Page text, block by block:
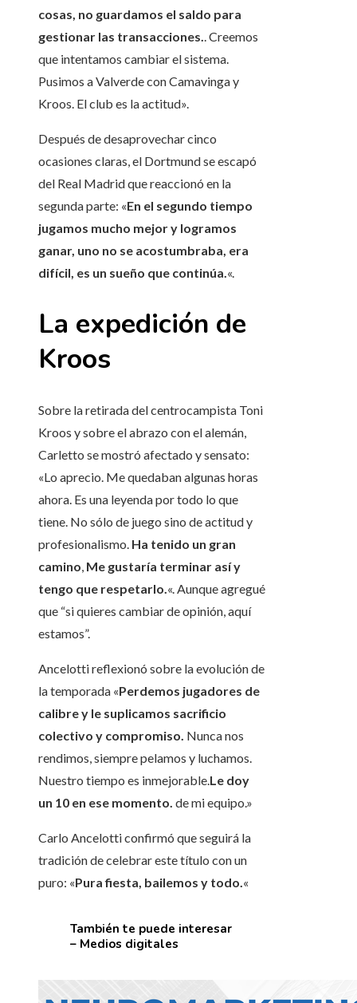
cosas, no guardamos el saldo para
gestionar las transacciones. . Creemos
que intentamos cambiar el sistema.
Pusimos a Valverde con Camavinga y
Kroos. El club es la actitud».
Después de desaprovechar cinco
ocasiones claras, el Dortmund se escapó
del Real Madrid que reaccionó en la
segunda parte: «En el segundo tiempo
jugamos mucho mejor y logramos
ganar, uno no se acostumbraba, era
difícil, es un sueño que continúa. «.
La expedición de
Kroos
Sobre la retirada del centrocampista Toni
Kroos y sobre el abrazo con el alemán,
Carletto se mostró afectado y sensato:
«Lo aprecio. Me quedaban algunas horas
ahora. Es una leyenda por todo lo que
tiene. No sólo de juego sino de actitud y
profesionalismo. Ha tenido un gran
camino, Me gustaría terminar así y
tengo que respetarlo.«. Aunque agregué
que “si quieres cambiar de opinión, aquí
estamos”.
Ancelotti reflexionó sobre la evolución de
la temporada «Perdemos jugadores de
calibre y le suplicamos sacrificio
colectivo y compromiso. Nunca nos
rendimos, siempre pelamos y luchamos.
Nuestro tiempo es inmejorable.Le doy
un 10 en ese momento. de mi equipo.»
Carlo Ancelotti confirmó que seguirá la
tradición de celebrar este título con un
puro: «Pura fiesta, bailemos y todo.«
También te puede interesar
– Medios digitales